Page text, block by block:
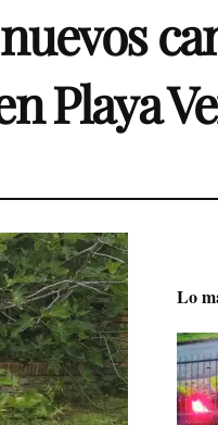
Playa
Lo